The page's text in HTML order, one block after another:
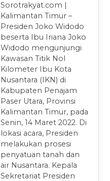
Sorotrakyat.com |
Kalimantan Timur –
Presiden Joko Widodo
beserta Ibu Iriana Joko
Widodo mengunjungi
Kawasan Titik Nol
Kilometer Ibu Kota
Nusantara (IKN) di
Kabupaten Penajam
Paser Utara, Provinsi
Kalimantan Timur, pada
Senin, 14 Maret 2022. Di
lokasi acara, Presiden
melakukan prosesi
penyatuan tanah dan
air Nusantara. Kepala
Sekretariat Presiden